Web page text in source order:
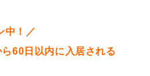
中！／
ら60日以内に入居される